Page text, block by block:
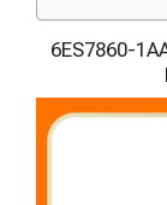
6ES7860-